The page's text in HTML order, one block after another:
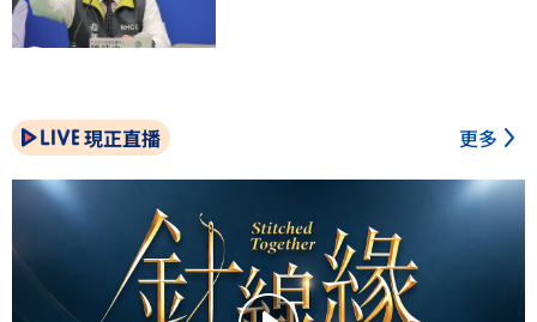
現正直播 更多